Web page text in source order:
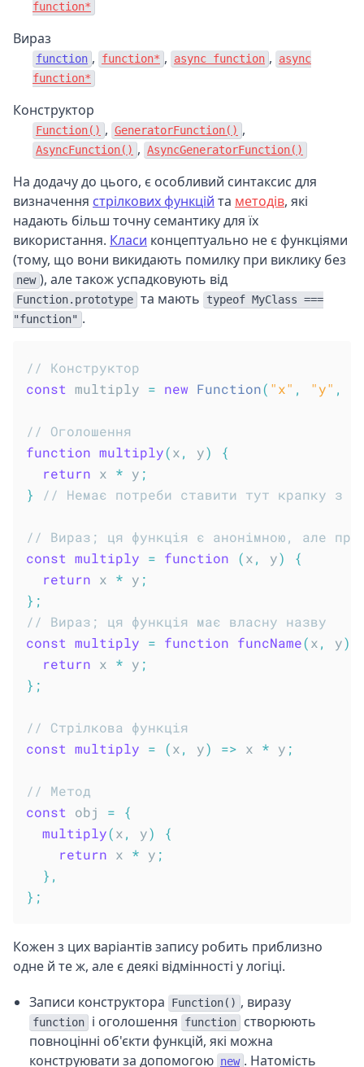
function*
Вираз
function , function* , async function ,
async
function*
Конструктор
Function() , GeneratorFunction() ,
AsyncFunction() , AsyncGeneratorFunction()
На додачу до цього, є особливий синтаксис для
визначення стрілкових функцій та методів, які
надають більш точну семантику для їх
використання. Класи концептуально не є функціями
(тому, що вони викидають помилку при виклику без
new ), але також успадковують від
Function.prototype та мають
typeof MyClass ===
"function" .
// Конструктор
const multiply = new Function( "x" , "y" ,
// Оголошення
function multiply(x, y)
{
return x * y ;
}
// Немає потреби ставити тут крапку з
// Вираз; ця функція є анонімною, але
const multiply = function (x, y)
{
return x * y ;
} ;
// Вираз; ця функція має власну назву
const multiply = function funcName(x, y)
return x * y ;
} ;
// Стрілкова функція
const multiply = (x, y) => x * y ;
// Метод
const obj =
{
multiply(x, y)
{
return x * y ;
} ,
} ;
Кожен з цих варіантів запису робить приблизно
одне й те ж, але є деякі відмінності у логіці.
Записи конструктора
Function() , виразу
function і оголошення function
створюють
повноцінні об'єкти функцій, які можна
конструювати за допомогою new . Натомість